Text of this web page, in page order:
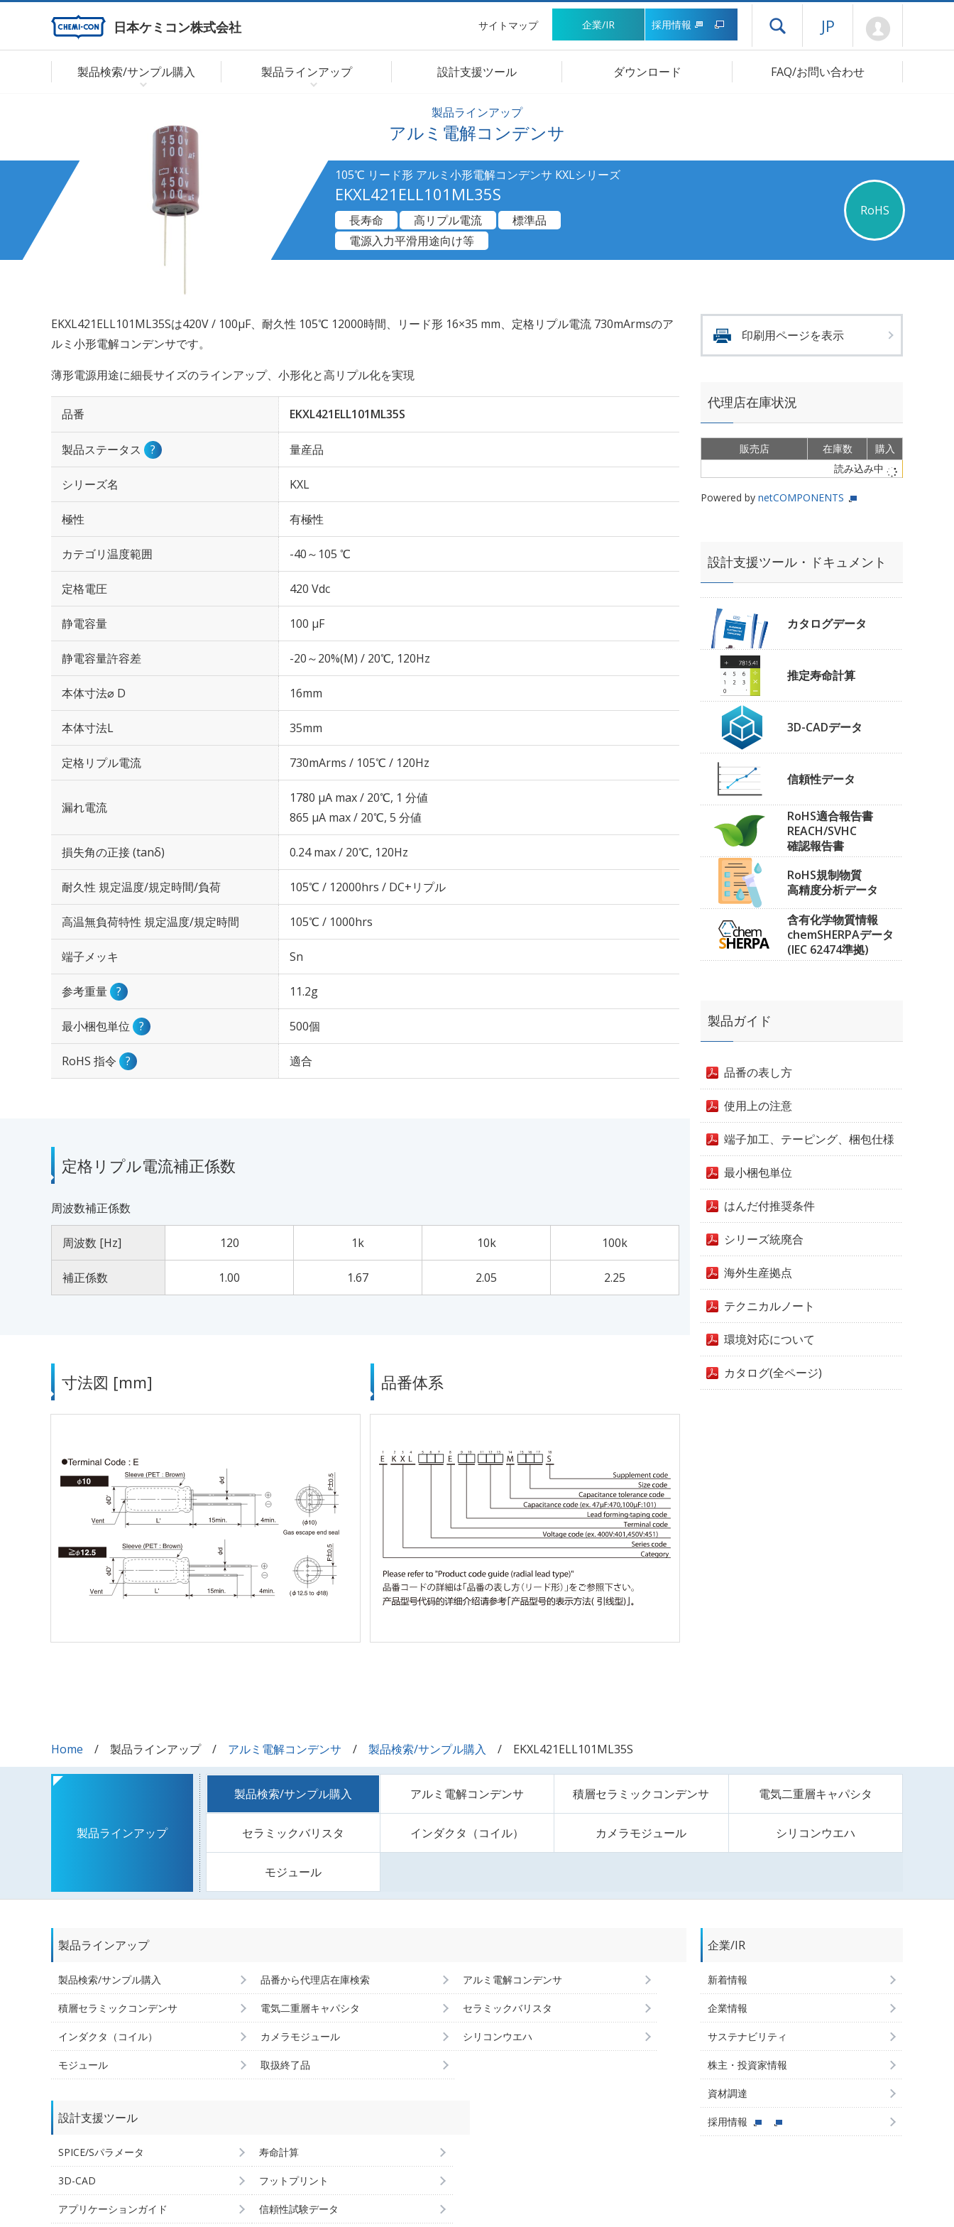
日本ケミコン株式会社 サイトマップ 企業/IR 採用情報 ドロワーメニューを開く
JP
製品検索/サンプル購入 製品ラインアップ 設計支援ツール ダウンロード FAQ/お問い合わせ
製品ラインアップ
アルミ電解コンデンサ
105℃ リード形 アルミ小形電解コンデンサ KXLシリーズ
EKXL421ELL101ML35S
RoHS
長寿命 高リプル電流
標準品
電源入力平滑用途向け等
EKXL421ELL101ML35Sは420V / 100µF、耐久性 105℃ 12000時間、リード形 16×35 mm、定格リプル電流 730mArmsのア
ルミ小形電解コンデンサです。
薄形電源用途に細長サイズのラインアップ、小形化と高リプル化を実現
品番 EKXL421ELL101ML35S
製品ステータス ? 量産品
シリーズ名 KXL
極性 有極性
カテゴリ温度範囲 -40～105 ℃
定格電圧 420 Vdc
静電容量 100 µF
静電容量許容差 -20～20%(M) / 20℃, 120Hz
本体寸法⌀ D 16mm
本体寸法L 35mm
定格リプル電流 730mArms / 105℃ / 120Hz
漏れ電流
1780 μA max / 20℃, 1 分値
865 μA max / 20℃, 5 分値
損失角の正接 (tanδ) 0.24 max / 20℃, 120Hz
耐久性 規定温度/規定時間/負荷 105℃ / 12000hrs / DC+リプル
高温無負荷特性 規定温度/規定時間 105℃ / 1000hrs
端子メッキ Sn
参考重量 ? 11.2g
最小梱包単位 ? 500個
RoHS 指令 ? 適合
定格リプル電流補正係数
周波数補正係数
周波数 [Hz] 120 1k 10k 100k
補正係数 1.00 1.67 2.05 2.25
寸法図 [mm] 品番体系
印刷用ページを表示
代理店在庫状況
販売店 在庫数
購入
読み込み中
Powered by netCOMPONENTS
設計支援ツール・ドキュメント
カタログデータ
推定寿命計算
3D-CADデータ
信頼性データ
RoHS適合報告書
REACH/SVHC
確認報告書
RoHS規制物質
高精度分析データ
含有化学物質情報
chemSHERPAデータ
(IEC 62474準拠)
製品ガイド
品番の表し方
使用上の注意
端子加工、テーピング、梱包仕様
最小梱包単位
はんだ付推奨条件
シリーズ統廃合
海外生産拠点
テクニカルノート
環境対応について
カタログ(全ページ)
Home 製品ラインアップ アルミ電解コンデンサ 製品検索/サンプル購入 EKXL421ELL101ML35S
製品ラインアップ
製品検索/サンプル購入 アルミ電解コンデンサ 積層セラミックコンデンサ 電気二重層キャパシタ
セラミックバリスタ インダクタ（コイル） カメラモジュール シリコンウエハ
モジュール
製品ラインアップ
製品検索/サンプル購入 品番から代理店在庫検索 アルミ電解コンデンサ
積層セラミックコンデンサ 電気二重層キャパシタ セラミックバリスタ
インダクタ（コイル） カメラモジュール シリコンウエハ
モジュール 取扱終了品
設計支援ツール
SPICE/Sパラメータ 寿命計算
3D-CAD フットプリント
アプリケーションガイド 信頼性試験データ
企業/IR
新着情報
企業情報
サステナビリティ
株主・投資家情報
資材調達
採用情報